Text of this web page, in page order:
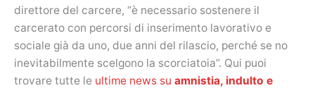
direttore del carcere, “è necessario sostenere il
carcerato con percorsi di inserimento lavorativo e
sociale già da uno, due anni del rilascio, perché se no
inevitabilmente scelgono la scorciatoia”. Qui puoi
trovare tutte le ultime news su amnistia, indulto e